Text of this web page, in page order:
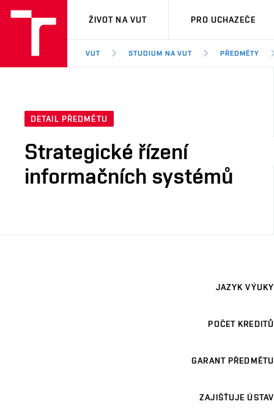
VUT
ŽIVOT NA VUT PRO UCHAZEČE
VUT STUDIUM NA VUT PŘEDMĚTY
DETAIL PŘEDMĚTU
Strategické řízení
informačních systémů
JAZYK VÝUKY
POČET KREDITŮ
GARANT PŘEDMĚTU
ZAJIŠŤUJE ÚSTAV